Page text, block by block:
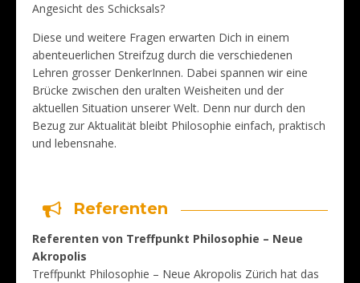
Angesicht des Schicksals?
Diese und weitere Fragen erwarten Dich in einem
abenteuerlichen Streifzug durch die verschiedenen
Lehren grosser DenkerInnen. Dabei spannen wir eine
Brücke zwischen den uralten Weisheiten und der
aktuellen Situation unserer Welt. Denn nur durch den
Bezug zur Aktualität bleibt Philosophie einfach, praktisch
und lebensnahe.
Referenten
Referenten von Treffpunkt Philosophie – Neue
Akropolis
Treffpunkt Philosophie – Neue Akropolis Zürich hat das